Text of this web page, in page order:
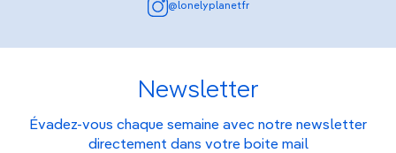
@lonelyplanetfr
Newsletter
Évadez-vous chaque semaine avec notre newsletter
directement dans votre boite mail